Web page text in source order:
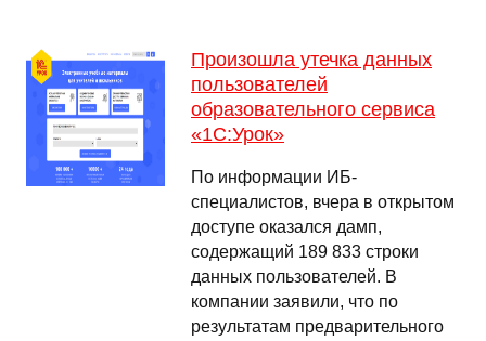
Произошла утечка данных
пользователей
образовательного сервиса
«1С:Урок»
По информации ИБ-
специалистов, вчера в открытом
доступе оказался дамп,
содержащий 189 833 строки
данных пользователей. В
компании заявили, что по
результатам предварительного